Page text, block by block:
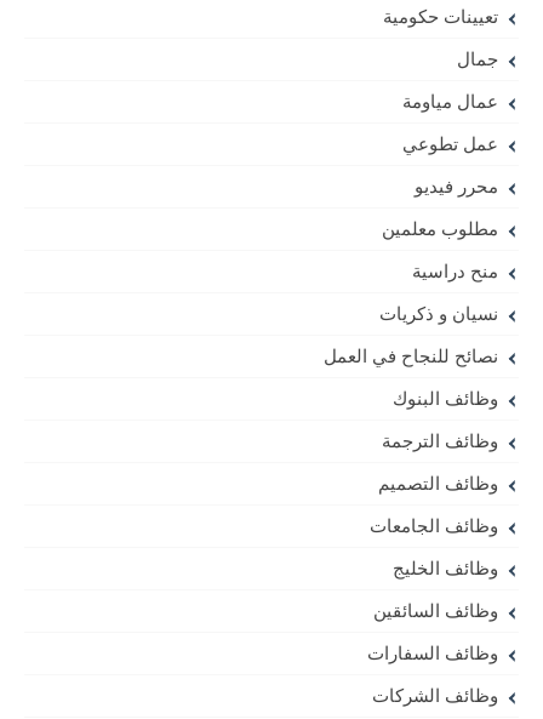
تعيينات حكومية
جمال
عمال مياومة
عمل تطوعي
محرر فيديو
مطلوب معلمين
منح دراسية
نسيان و ذكريات
نصائح للنجاح في العمل
وظائف البنوك
وظائف الترجمة
وظائف التصميم
وظائف الجامعات
وظائف الخليج
وظائف السائقين
وظائف السفارات
وظائف الشركات